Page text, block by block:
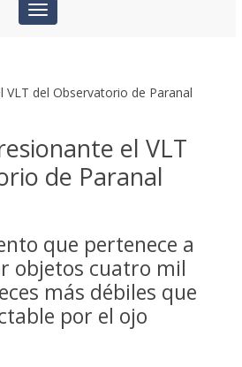
del Observatorio de Paranal
el VLT
de Paranal
que pertenece a
objetos cuatro mil
más débiles que
por el ojo